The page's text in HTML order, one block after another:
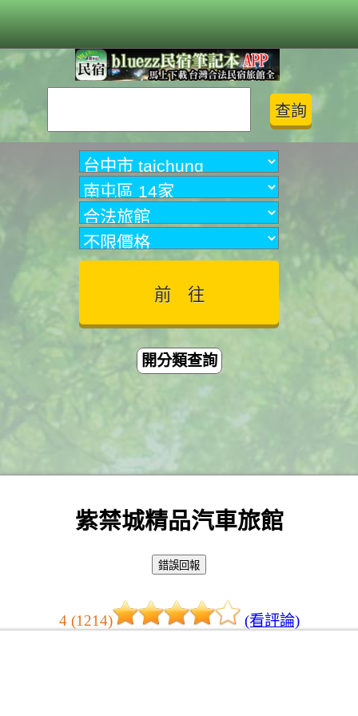
開分類查詢
紫禁城精品汽車旅館
4 (1214) (看評論)